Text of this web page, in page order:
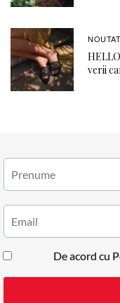
verii